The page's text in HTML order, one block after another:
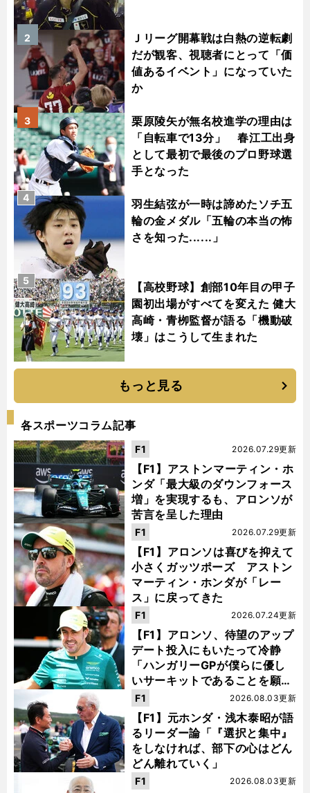
Ｊリーグ開幕戦は白熱の逆転劇
だが観客、視聴者にとって「価
値あるイベント」になっていた
か
2
栗原陵矢が無名校進学の理由は
「自転車で13分」 春江工出身
として最初で最後のプロ野球選
手となった
3
羽生結弦が一時は諦めたソチ五
輪の金メダル「五輪の本当の怖
さを知った......」
4
【高校野球】創部10年目の甲子
園初出場がすべてを変えた 健大
高崎・青栁監督が語る「機動破
壊」はこうして生まれた
5
もっと見る
各スポーツコラム記事
【F1】アストンマーティン・ホ
ンダ「最大級のダウンフォース
増」を実現するも、アロンソが
苦言を呈した理由
2026.07.29更新
F1
【F1】アロンソは喜びを抑えて
小さくガッツポーズ アストン
マーティン・ホンダが「レー
ス」に戻ってきた
2026.07.29更新
F1
【F1】アロンソ、待望のアップ
デート投入にもいたって冷静
「ハンガリーGPが僕らに優し
いサーキットであることを願
う」
2026.07.24更新
F1
【F1】元ホンダ・浅木泰昭が語
るリーダー論「『選択と集中』
をしなければ、部下の心はどん
どん離れていく」
2026.08.03更新
F1
2026.08.03更新
F1